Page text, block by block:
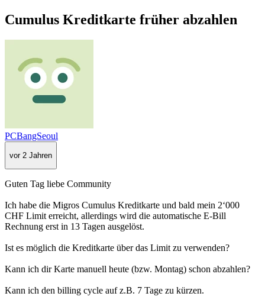
Cumulus Kreditkarte früher abzahlen
PCBangSeoul
vor 2 Jahren
Guten Tag liebe Community
Ich habe die Migros Cumulus Kreditkarte und bald mein 2‘000
CHF Limit erreicht, allerdings wird die automatische E-Bill
Rechnung erst in 13 Tagen ausgelöst.
Ist es möglich die Kreditkarte über das Limit zu verwenden?
Kann ich dir Karte manuell heute (bzw. Montag) schon abzahlen?
Kann ich den billing cycle auf z.B. 7 Tage zu kürzen.